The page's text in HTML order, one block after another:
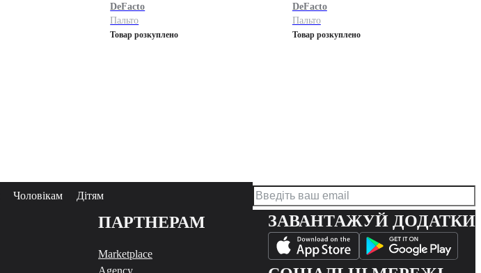
DeFacto
Пальто
Товар розкуплено
DeFacto
Пальто
Товар розкуплено
Чоловікам Дітям
ПАРТНЕРАМ
Marketplace
Agency
ЗАВАНТАЖУЙ ДОДАТКИ